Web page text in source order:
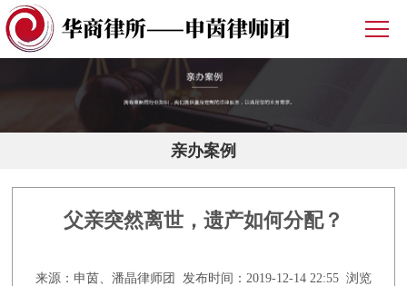
亲办案例
父亲突然离世，遗产如何分配？
来源：申茵、潘晶律师团 发布时间：2019-12-14 22:55 浏览